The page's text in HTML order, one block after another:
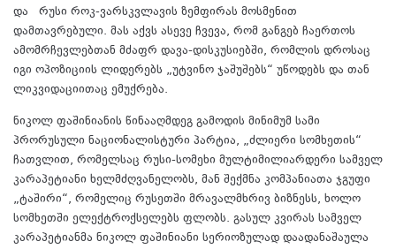
და რუსი როკ-ვარსკვლავის ზემფირას მოსმენით
დამთავრებული. მას აქვს ასევე ჩვევა, რომ განგებ ჩაერთოს
ამომრჩევლებთან მძაფრ დავა-დისკუსიებში, რომლის დროსაც
იგი ოპოზიციის ლიდერებს „უტვინო ჯაშუშებს“ უწოდებს და თან
ლიკვიდაციითაც ემუქრება.
ნიკოლ ფაშინიანის წინააღმდეგ გამოდის მინიმუმ სამი
პრორუსული ნაციონალისტური პარტია, „ძლიერი სომხეთის“
ჩათვლით, რომელსაც რუსი-სომეხი მულტიმილიარდერი სამველ
კარაპეტიანი ხელმძღვანელობს, მან შექმნა კომპანიათა ჯგუფი
„ტაშირი“, რომელიც რუსეთში მრავალმხრივ ბიზნესს, ხოლო
სომხეთში ელექტროქსელებს ფლობს. გასულ კვირას სამველ
კარაპეტიანმა ნიკოლ ფაშინიანი სერიოზულად დაადანაშაულა